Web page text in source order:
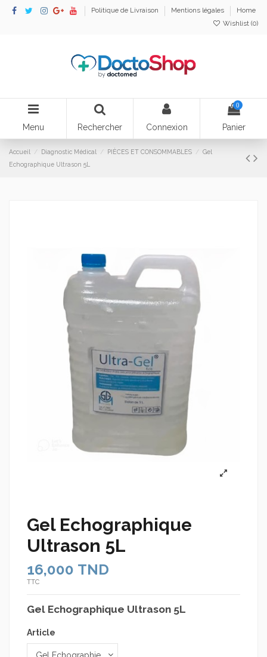
Politique de Livraison Mentions légales
Home
Wishlist (0)
Menu Rechercher Connexion
0
Panier
Accueil Diagnostic Médical PIÈCES ET CONSOMMABLES
Gel
Echographique Ultrason 5L
Gel Echographique
Ultrason 5L
16,000 TND
TTC
Gel Echographique Ultrason 5L
Article